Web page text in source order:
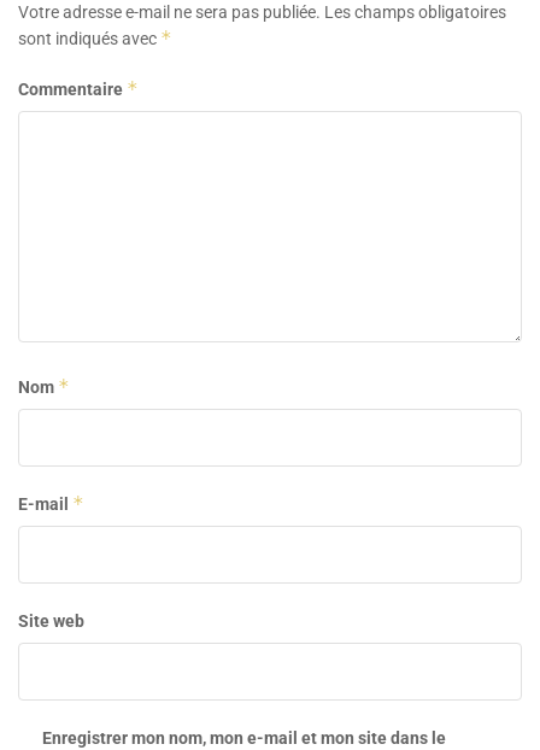
Votre adresse e-mail ne sera pas publiée. Les champs obligatoires
sont indiqués avec *
Commentaire *
Nom *
E-mail *
Site web
Enregistrer mon nom, mon e-mail et mon site dans le